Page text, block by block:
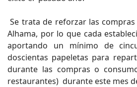
Se trata de reforzar las
Alhama, por lo que cada
aportando un mínimo de
doscientas papeletas para
durante las compras o
restaurantes) durante este mes